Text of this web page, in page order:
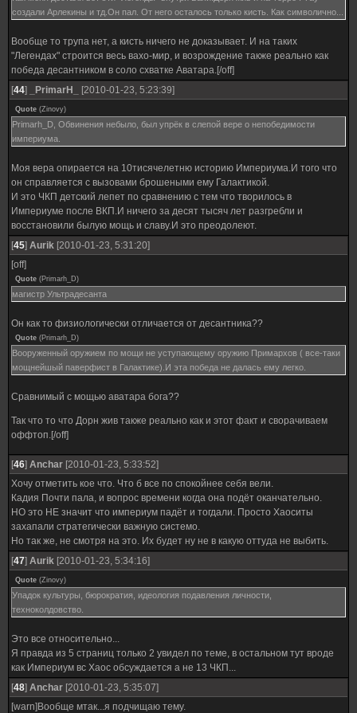
создали Арлекины и тд.Он пал. От него осталось только кисть. Как символично...
Вообще то трупа нет, а кисть ничего не доказывает. И на таких
"Легендах" строится весь вахо-мир, и возрождение также реально как
победа десантником в соло схватке Аватара.[/off]
[44] _PrimarH_ [2010-01-23, 5:23:39]
Quote (Zinovy)
Primarh_D, Обвинения небыло, был упрёк в слепой вере о непобедимости
империума.
Моя вера опирается на 10тисячелетню историю Империума.И того что
он справляется с вызовами брошеными ему Галактикой.
И это ЧКП детский лепет по сравнению с тем что творилось в
Империуме после ВКП.И ничего за десят тысяч лет разгребли и
восстановили былую мощь и славу.И это преодолеют.
[45] Aurik [2010-01-23, 5:31:20]
[off]
Quote (Primarh_D)
магистр Ультрадесанта
Он как то физиологически отличается от десантника??
Quote (Primarh_D)
Вооруженный оружием по мощи не уступающему оружию Примархов ( все-таки
мощнейшый паверфист в Галактике).И эта победа не далась ему легко.
Сравнимый с мощью аватара бога??
Так что то что Дорн жив также реально как и этот факт и сворачиваем
оффтоп.[/off]
[46] Anchar [2010-01-23, 5:33:52]
Хочу отметить кое что. Что б все по спокойнее себя вели.
Кадия Почти пала, и вопрос времени когда она подёт оканчательно.
НО это НЕ значит что империум падёт и тогдали. Просто Хаоситы
захапали стратегически важную системо.
Но так же, не смотря на это. Их будет ну не в какую оттуда не выбить.
[47] Aurik [2010-01-23, 5:34:16]
Quote (Zinovy)
Упадок культуры, бюрократия, идеология подавления личности,
техноколдовство.
Это все относительно...
Я правда из 5 страниц только 2 увидел по теме, в остальном тут вроде
как Империум вс Хаос обсуждается а не 13 ЧКП...
[48] Anchar [2010-01-23, 5:35:07]
[warn]Вообще мтак...я подчищаю тему.